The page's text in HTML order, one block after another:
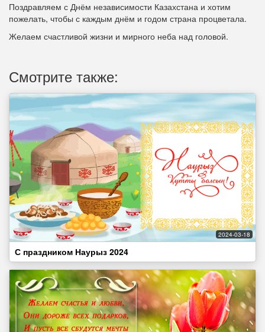
Поздравляем с Днём независимости Казахстана и хотим
пожелать, чтобы с каждым днём и годом страна процветала.
Желаем счастливой жизни и мирного неба над головой.
Смотрите также:
2024-03-18
С праздником Наурыз 2024